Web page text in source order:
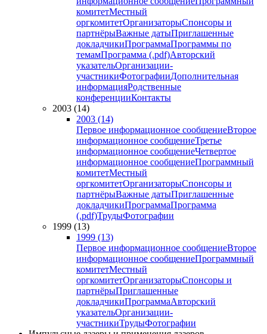
комитетМестный
оргкомитетОрганизаторыСпонсоры и
партнёрыВажные датыПриглашенные
докладчикиПрограммаПрограммы по
темамПрограмма (.pdf)Авторский
указательОрганизации-
участникиФотографииДополнительная
информацияРодственные
конференцииКонтакты
2003 (14)
2003 (14)
Первое информационное сообщениеВторое
информационное сообщениеТретье
информационное сообщениеЧетвертое
информационное сообщениеПрограммный
комитетМестный
оргкомитетОрганизаторыСпонсоры и
партнёрыВажные датыПриглашенные
докладчикиПрограммаПрограмма
(.pdf)ТрудыФотографии
1999 (13)
1999 (13)
Первое информационное сообщениеВторое
информационное сообщениеПрограммный
комитетМестный
оргкомитетОрганизаторыСпонсоры и
партнёрыПриглашенные
докладчикиПрограммаАвторский
указательОрганизации-
участникиТрудыФотографии